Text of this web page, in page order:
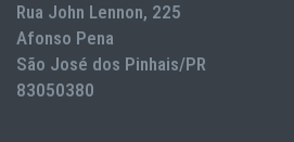
Rua John Lennon, 225
Afonso Pena
São José dos Pinhais/PR
83050380